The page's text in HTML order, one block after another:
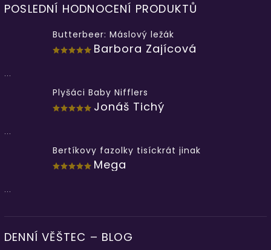
POSLEDNÍ HODNOCENÍ PRODUKTŮ
Butterbeer: Máslový ležák
Barbora Zajícová
...
Plyšáci Baby Nifflers
Jonáš Tichý
...
Bertíkovy fazolky tisíckrát jinak
Mega
...
DENNÍ VĚŠTEC – BLOG